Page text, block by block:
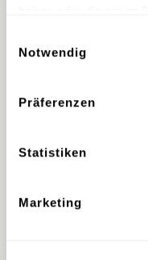
Notwendig
Präferenzen
Statistiken
Marketing
Ein herzliches
Speaker, Gäste
einem